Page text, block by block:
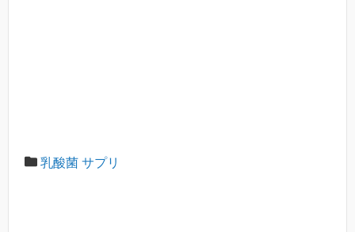
乳酸菌 サプリ